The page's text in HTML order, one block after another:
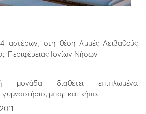
αστέρων, στη θέση Αμμές Λειβαθούς
Περιφέρειας Ιονίων Νήσων
διαθέτει επιπλωμένα
γυμναστήριο, μπαρ και κήπο.